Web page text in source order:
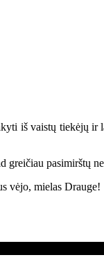
iš vaistų tiekėjų
greičiau pasimirštų
vėjo, mielas Drauge!